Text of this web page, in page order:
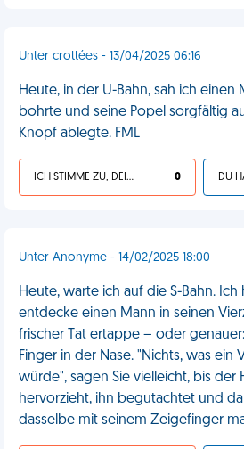
Unter crottées - 13/04/2025 06:16
Heute, in der U-Bahn, sah ich einen
bohrte und seine Popel sorgfältig
Knopf ablegte. FML
ICH STIMME ZU, DEIN LEBEN IST SCHEISSE 0
Unter Anonyme - 14/02/2025 18:00
Heute, warte ich auf die S-Bahn.
entdecke einen Mann in seinen
frischer Tat ertappe – oder
Finger in der Nase. "Nichts, was ein
würde", sagen Sie vielleicht, bis der
hervorzieht, ihn begutachtet und
dasselbe mit seinem Zeigefinger